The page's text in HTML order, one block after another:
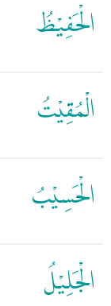
الْحَفِيْظُ
الْمُقِيْتُ
الْحَسِيْبُ
الْجَلِيْلُ